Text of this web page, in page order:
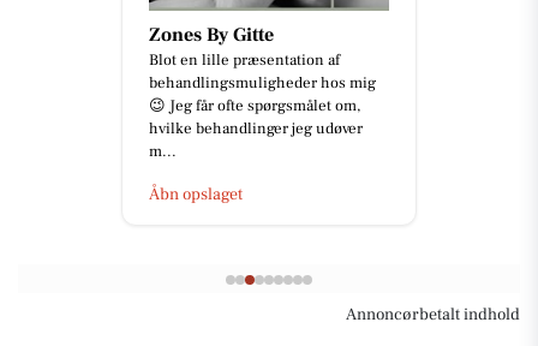
Zones By Gitte
Blot en lille præsentation af
behandlingsmuligheder hos mig
😉 Jeg får ofte spørgsmålet om,
hvilke behandlinger jeg udøver
m...
Åbn opslaget
Annoncørbetalt indhold